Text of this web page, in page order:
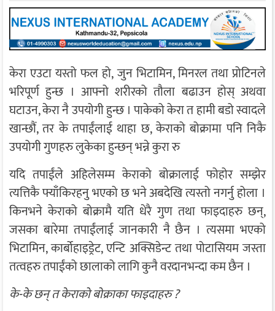
केरा एउटा यस्तो फल हो, जुन भिटामिन, मिनरल तथा प्रोटिनले
भरिपूर्ण हुन्छ । आफ्नो शरीरको तौला बढाउन होस् अथवा
घटाउन, केरा नै उपयोगी हुन्छ । पाकेको केरा त हामी बडो स्वादले
खान्छौं, तर के तपाईंलाई थाहा छ, केराको बोक्रामा पनि निकै
उपयोगी गुणहरु लुकेका हुन्छन् भन्ने कुरा रु
यदि तपाईंले अहिलेसम्म केराको बोक्रालाई फोहोर सम्झेर
त्यत्तिकै फ्याँकिरहनु भएको छ भने अबदेखि त्यस्तो नगर्नु होला ।
किनभने केराको बोक्रामै यति धेरै गुण तथा फाइदाहरु छन्,
जसका बारेमा तपाईंलाई जानकारी नै छैन । त्यसमा भएको
भिटामिन, कार्बोहाइड्रेट, एन्टि अक्सिडेन्ट तथा पोटासियम जस्ता
तत्वहरु तपाईंको छालाको लागि कुनै वरदानभन्दा कम छैन ।
के-के छन् त केराको बोक्राका फाइदाहरु ?